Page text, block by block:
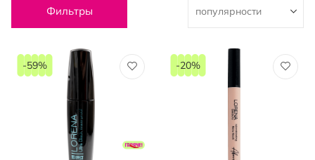
Фильтры
-59% -20%